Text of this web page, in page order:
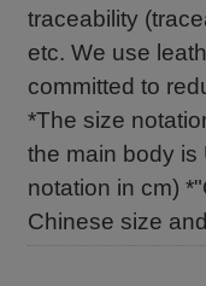
traceability
etc. We use
committed to
*The size
the main body is
notation in cm)
Chinese size